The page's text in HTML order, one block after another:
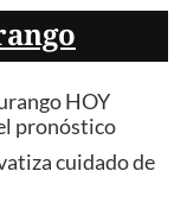
HOY
pronóstico
cuidado de